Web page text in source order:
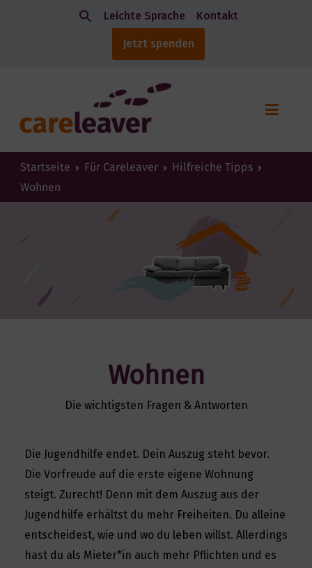
Leichte Sprache Kontakt
Jetzt spenden
Startseite Für Careleaver
Hilfreiche Tipps
Wohnen
Wohnen
Die wichtigsten Fragen & Antworten
Die Jugendhilfe endet. Dein Auszug steht bevor.
Die Vorfreude auf die erste eigene Wohnung
steigt. Zurecht! Denn mit dem Auszug aus der
Jugendhilfe erhältst du mehr Freiheiten. Du alleine
entscheidest, wie und wo du leben willst. Allerdings
hast du als Mieter*in auch mehr Pflichten und es